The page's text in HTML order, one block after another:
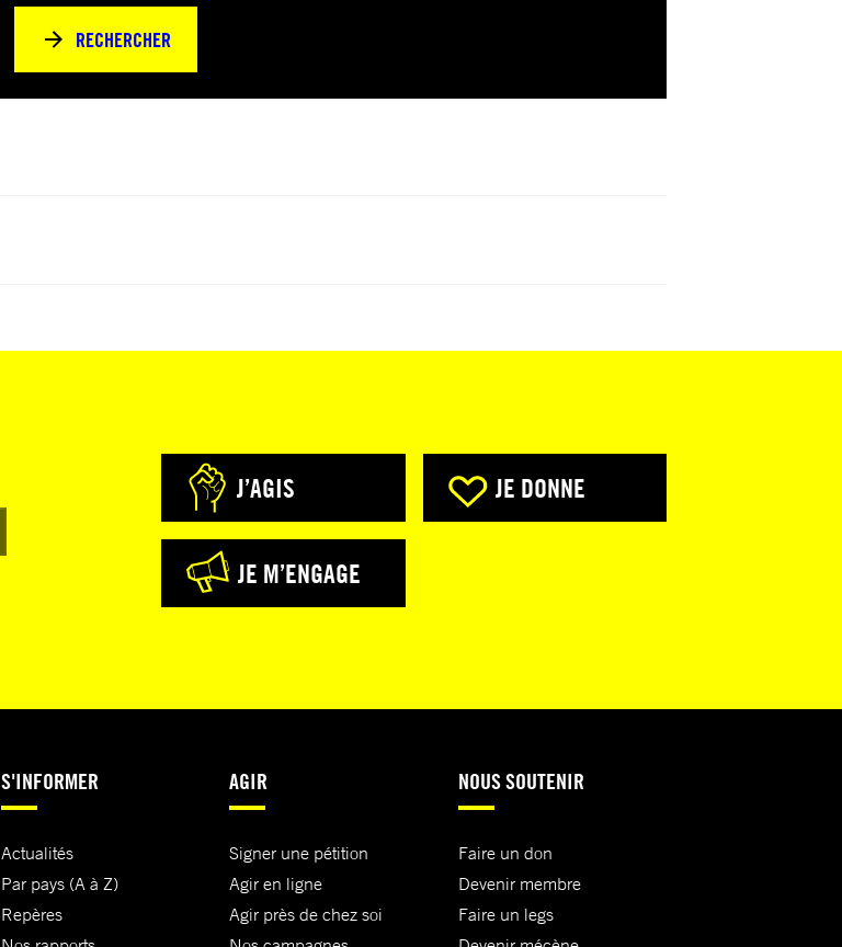
RECHERCHER
J’AGIS JE DONNE
JE M’ENGAGE
S'INFORMER
Actualités
Par pays (A à Z)
Repères
AGIR
Signer une pétition
Agir en ligne
Agir près de chez soi
NOUS SOUTENIR
Faire un don
Devenir membre
Faire un legs